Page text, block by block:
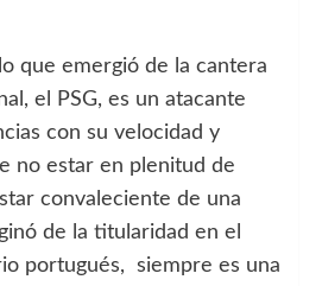
que emergió de la cantera
el PSG, es un atacante
con su velocidad y
no estar en plenitud de
convaleciente de una
de la titularidad en el
portugués, siempre es una